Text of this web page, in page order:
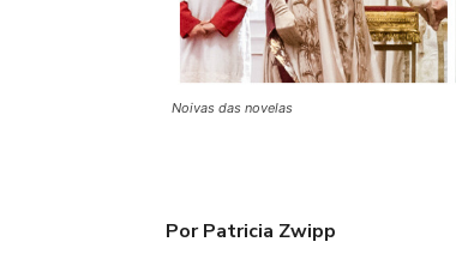
Noivas das novelas
Por Patricia Zwipp